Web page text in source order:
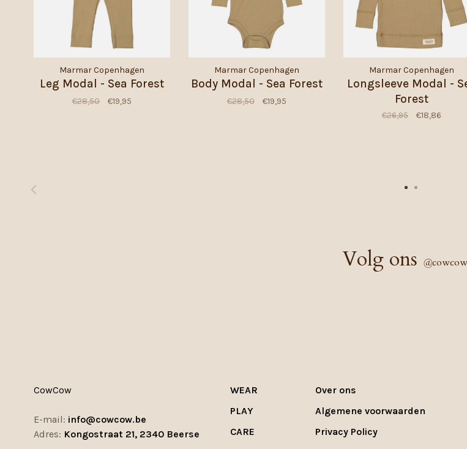
Marmar Copenhagen
Leg Modal - Sea Forest
€28,50 €19,95
Marmar Copenhagen
Body Modal - Sea Forest
€28,50 €19,95
Marmar Copenhagen
Longsleeve Modal -
Forest
€26,95 €18,86
Volg ons @
CowCow
E-mail: info@cowcow.be
Adres: Kongostraat 21, 2340 Beerse
WEAR
PLAY
CARE
Over ons
Algemene voorwaarden
Privacy Policy